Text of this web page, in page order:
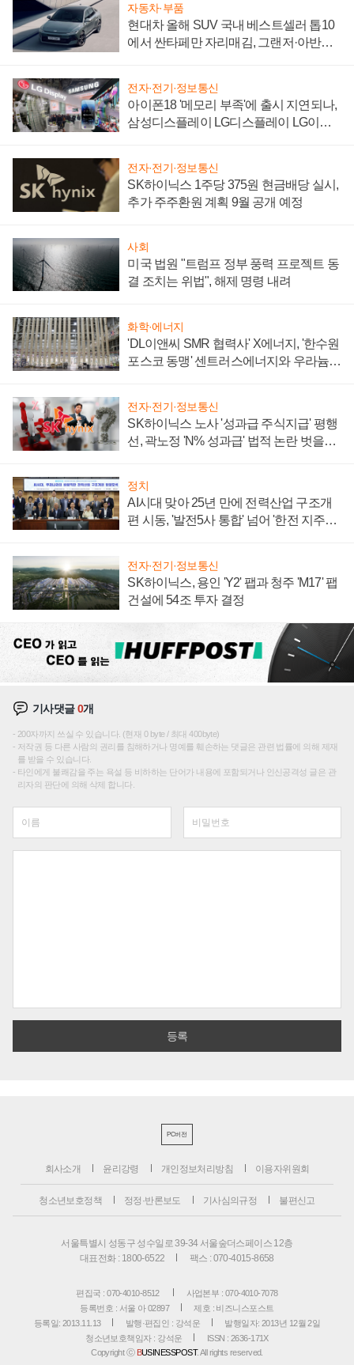
자동차·부품
현대차 올해 SUV 국내 베스트셀러 톱10
에서 싼타페만 자리매김, 그랜저·아반떼
전자·전기·정보통신
아이폰18 '메모리 부족'에 출시 지연되나,
삼성디스플레이 LG디스플레이 LG이노
전자·전기·정보통신
SK하이닉스 1주당 375원 현금배당 실시,
추가 주주환원 계획 9월 공개 예정
사회
미국 법원 "트럼프 정부 풍력 프로젝트 동
결 조치는 위법", 해제 명령 내려
화학·에너지
'DL이앤씨 SMR 협력사' X에너지, '한수원
포스코 동맹' 센트러스에너지와 우라늄
전자·전기·정보통신
SK하이닉스 노사 '성과급 주식지급' 평행
선, 곽노정 'N% 성과급' 법적 논란 벗을지
정치
AI시대 맞아 25년 만에 전력산업 구조개
편 시동, '발전5사 통합' 넘어 '한전 지주사'
전자·전기·정보통신
SK하이닉스, 용인 'Y2' 팹과 청주 'M17' 팹
건설에 54조 투자 결정
기사댓글0개
200자까지 쓰실 수 있습니다. (현재 0 byte / 최대 400byte)
저작권 등 다른 사람의 권리를 침해하거나 명예를 훼손하는 댓글은 관련 법률에 의해 제재
를 받을 수 있습니다.
타인에게 불쾌감을 주는 욕설 등 비하하는 단어가 내용에 포함되거나 인신공격성 글은 관
리자의 판단에 의해 삭제 합니다.
PC버전
회사소개 윤리강령 개인정보처리방침 이용자위원회
청소년보호정책 정정·반론보도 기사심의규정 불편신고
서울특별시 성동구 성수일로 39-34 서울숲더스페이스 12층
대표전화 : 1800-6522
팩스 : 070-4015-8658
편집국 : 070-4010-8512
사업본부 : 070-4010-7078
등록번호 : 서울 아 02897
제호 : 비즈니스포스트
등록일: 2013.11.13
발행·편집인 : 강석운
발행일자: 2013년 12월 2일
청소년보호책임자 : 강석운
ISSN : 2636-171X
Copyright ⓒ BUSINESSPOST. All rights reserved.